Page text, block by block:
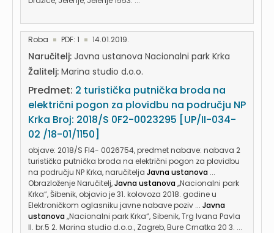
Roba PDF: 1 14.01.2019.
Naručitelj: Javna ustanova Nacionalni park Krka
Žalitelj: Marina studio d.o.o.
Predmet: 2 turistička putnička broda na
električni pogon za plovidbu na području NP
Krka Broj: 2018/S 0F2-0023295 [UP/II-034-
02 /18-01/1150]
objave: 2018/S Fl4- 0026754, predmet nabave: nabava 2
turistička putnička broda na električni pogon za plovidbu
na području NP Krka, naručitelja Javna ustanova ...
Obrazloženje Naručitelj,Javna ustanova,,Nacionalni park
Krka“, Šibenik, objavio je 31. kolovoza 2018. godine u
Elektroničkom oglasniku javne nabave poziv ... Javna
ustanova,,Nacionalni park Krka“, Sibenik, Trg Ivana Pavla
II. br.5 2. Marina studio d.o.o., Zagreb, Bure Crnatka 20 3. ...